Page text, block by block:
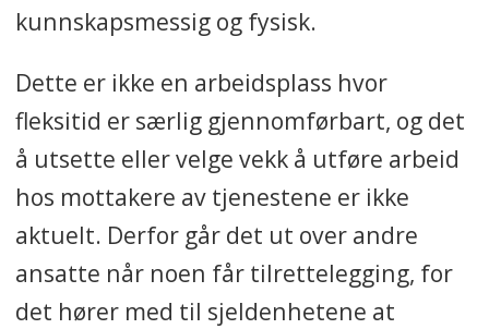
kunnskapsmessig og fysisk.
Dette er ikke en arbeidsplass hvor
fleksitid er særlig gjennomførbart, og det
å utsette eller velge vekk å utføre arbeid
hos mottakere av tjenestene er ikke
aktuelt. Derfor går det ut over andre
ansatte når noen får tilrettelegging, for
det hører med til sjeldenhetene at